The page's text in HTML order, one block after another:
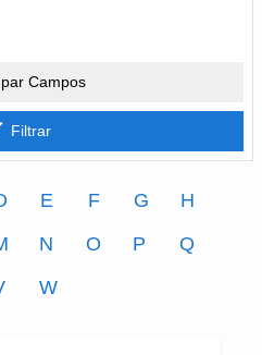
Campos
Filtrar
E F G
H
N O P
Q
W